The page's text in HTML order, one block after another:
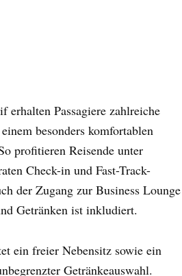
erhalten Passagiere zahlreiche
besonders komfortablen
profitieren Reisende unter
Check-in und Fast-Track-
der Zugang zur Business Lounge
Getränken ist inkludiert.
ein freier Nebensitz sowie ein
Getränkeauswahl.